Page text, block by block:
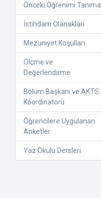
Önceki Öğrenimi Tanıma
İstihdam Olanakları
Mezuniyet Koşulları
Ölçme ve
Değerlendirme
Bölüm Başkanı ve AKTS
Koordinatorü
Öğrencilere Uygulanan
Anketler
Yaz Okulu Dersleri